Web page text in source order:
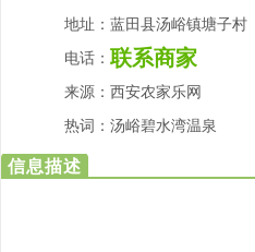
地址： 蓝田县汤峪镇塘子村
电话： 联系商家
来源： 西安农家乐网
热词： 汤峪碧水湾温泉
信息描述